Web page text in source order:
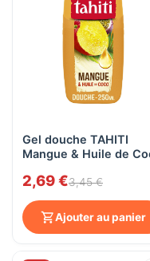
Gel douche TAHITI
Mangue & Huile de
2,69 €3,45 €
Ajouter au panier